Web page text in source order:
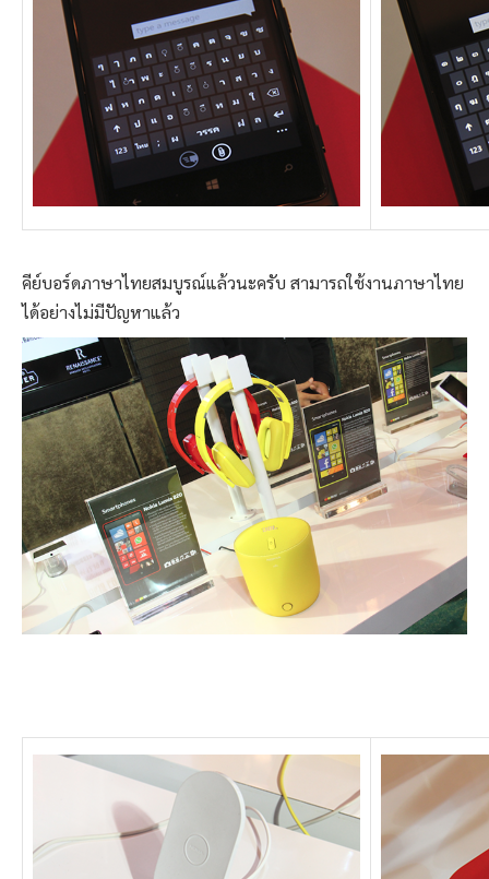
คีย์บอร์ดภาษาไทยสมบูรณ์แล้วนะครับ สามารถใช้งานภาษาไทย
ได้อย่างไม่มีปัญหาแล้ว